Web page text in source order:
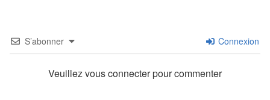
S’abonner Connexion
Veuillez vous connecter pour commenter